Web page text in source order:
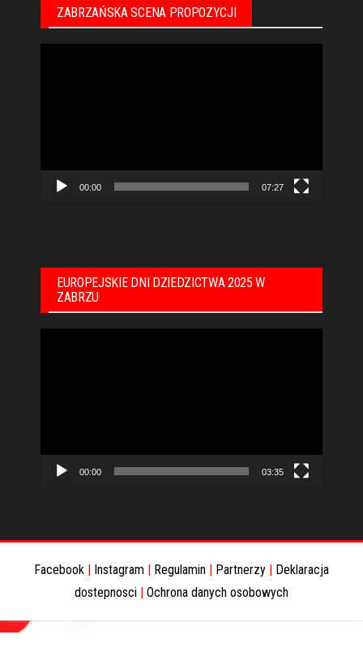
ZABRZAŃSKA SCENA PROPOZYCJI
00:00 07:27
EUROPEJSKIE DNI DZIEDZICTWA 2025 W
ZABRZU
00:00 03:35
Facebook | Instagram | Regulamin | Partnerzy | Deklaracja
dostepnosci | Ochrona danych osobowych